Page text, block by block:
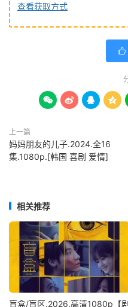
查看获取方式

   
上一篇
妈妈朋友的儿子.2024.全16
集.1080p.[韩国 喜剧 爱情]
相关推荐
盲盒/盲区.2026.高清1080p【